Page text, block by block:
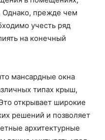
прежде чем
учесть ряд
на конечный
мансардные окна
типах крыш,
открывает широкие
решений и позволяет
архитектурные